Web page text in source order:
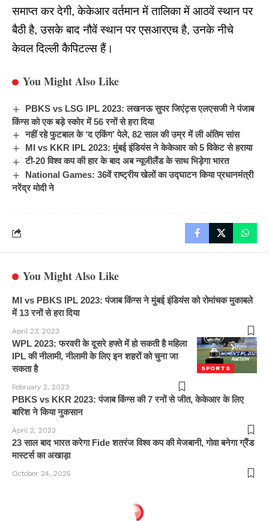
समाप्त कर देगी,केकेआरवर्तमान में तालिका में आठवें स्थान पर
बैठी है, उसके बाद नौवें स्थान पर एसआरएच है, उनके नीचे
केवल दिल्ली कैपिटल्स हैं।
You Might Also Like
PBKS vs LSG IPL 2023: लखनऊ सुपर जिएंट्स एलएसजी ने पंजाब
किंग्स को एक बड़े स्कोर में 56 रनों से हरा दिया
नहीं रहे फुटबाल के ‘द एकिंग’ पेले, 82 साल की उम्र में ली अंतिम सांस
MI vs KKR IPL 2023: मुंबई इंडियंस ने केकेआर को 5 विकेट से हराया
टी-20 विश्व कप की हार के बाद अब न्यूजीलैंड के साथ भिड़ेगा भारत
National Games: 36वें राष्ट्रीय खेलों का उद्घाटन किया प्रधानमंत्री
नरेंद्र मोदी ने
You Might Also Like
MI vs PBKS IPL 2023: पंजाब किंग्स ने मुंबई इंडियंस को रोमांचक मुकाबले
में 13 रनों से हरा दिया
April 23, 2023
SPORTS
WPL 2023: फरवरी के दूसरे हफ्ते में हो सकती है महिला
IPL की नीलामी, नीलामी के लिए इन शहरों को चुना जा
सकता है
February 2, 2023
PBKS vs KKR 2023: पंजाब किंग्स की 7 रनों से जीत, केकेआर के लिए
बारिश ने किया नुकसान
April 2, 2023
23 साल बाद भारत करेगा Fide शतरंज विश्व कप की मेजबानी, गोवा बनेगा ग्रैंड
मास्टर्स का अखाड़ा
October 24, 2025